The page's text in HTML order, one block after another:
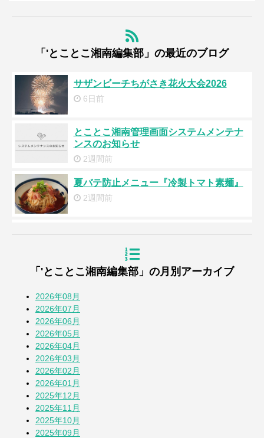
「'とことこ湘南編集部」の最近のブログ
サザンビーチちがさき花火大会2026
6日前
とことこ湘南管理画面システムメンテナ
ンスのお知らせ
2週間前
夏バテ防止メニュー『冷製トマト素麺』
2週間前
『道の駅湘南ちがさき』周年祭
【とことこblog】第108回全国高校野球選
手権 神奈川大会
七夕2026
蚕(かいこ)が繭になるまでの授業
「'とことこ湘南編集部」の月別アーカイブ
2026年08月
2026年07月
2026年06月
2026年05月
2026年04月
2026年03月
2026年02月
2026年01月
2025年12月
2025年11月
2025年10月
2025年09月